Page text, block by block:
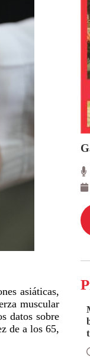
asiáticas,
muscular
datos sobre
de a los 65,